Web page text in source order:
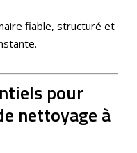
fiable, structuré et
pour
nettoyage à